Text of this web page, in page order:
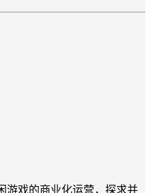
游戏的商业化运营，探求并